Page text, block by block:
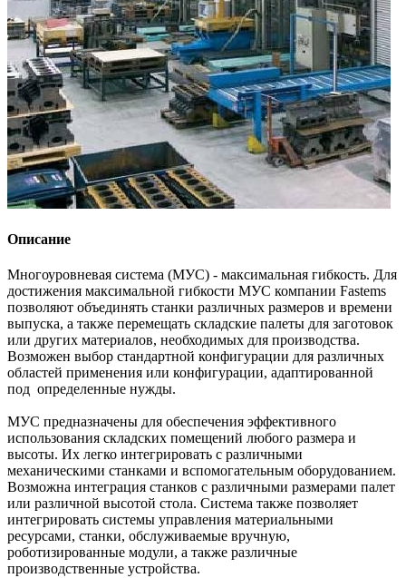
Описание
Многоуровневая система (МУС) - максимальная гибкость. Для
достижения максимальной гибкости МУС компании Fastems
позволяют объединять станки различных размеров и времени
выпуска, а также перемещать складские палеты для заготовок
или других материалов, необходимых для производства.
Возможен выбор стандартной конфигурации для различных
областей применения или конфигурации, адаптированной
под определенные нужды.
МУС предназначены для обеспечения эффективного
использования складских помещений любого размера и
высоты. Их легко интегрировать с различными
механическими станками и вспомогательным оборудованием.
Возможна интеграция станков с различными размерами палет
или различной высотой стола. Система также позволяет
интегрировать системы управления материальными
ресурсами, станки, обслуживаемые вручную,
роботизированные модули, а также различные
производственные устройства.